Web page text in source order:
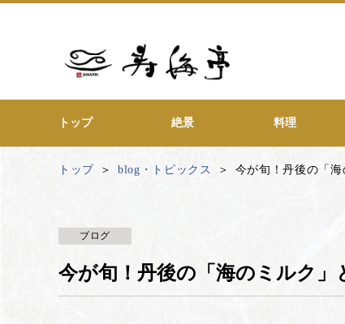
トップ 絶景 料理
トップ blog・トピックス 今が旬！丹後の「
ブログ
今が旬！丹後の「海のミルク